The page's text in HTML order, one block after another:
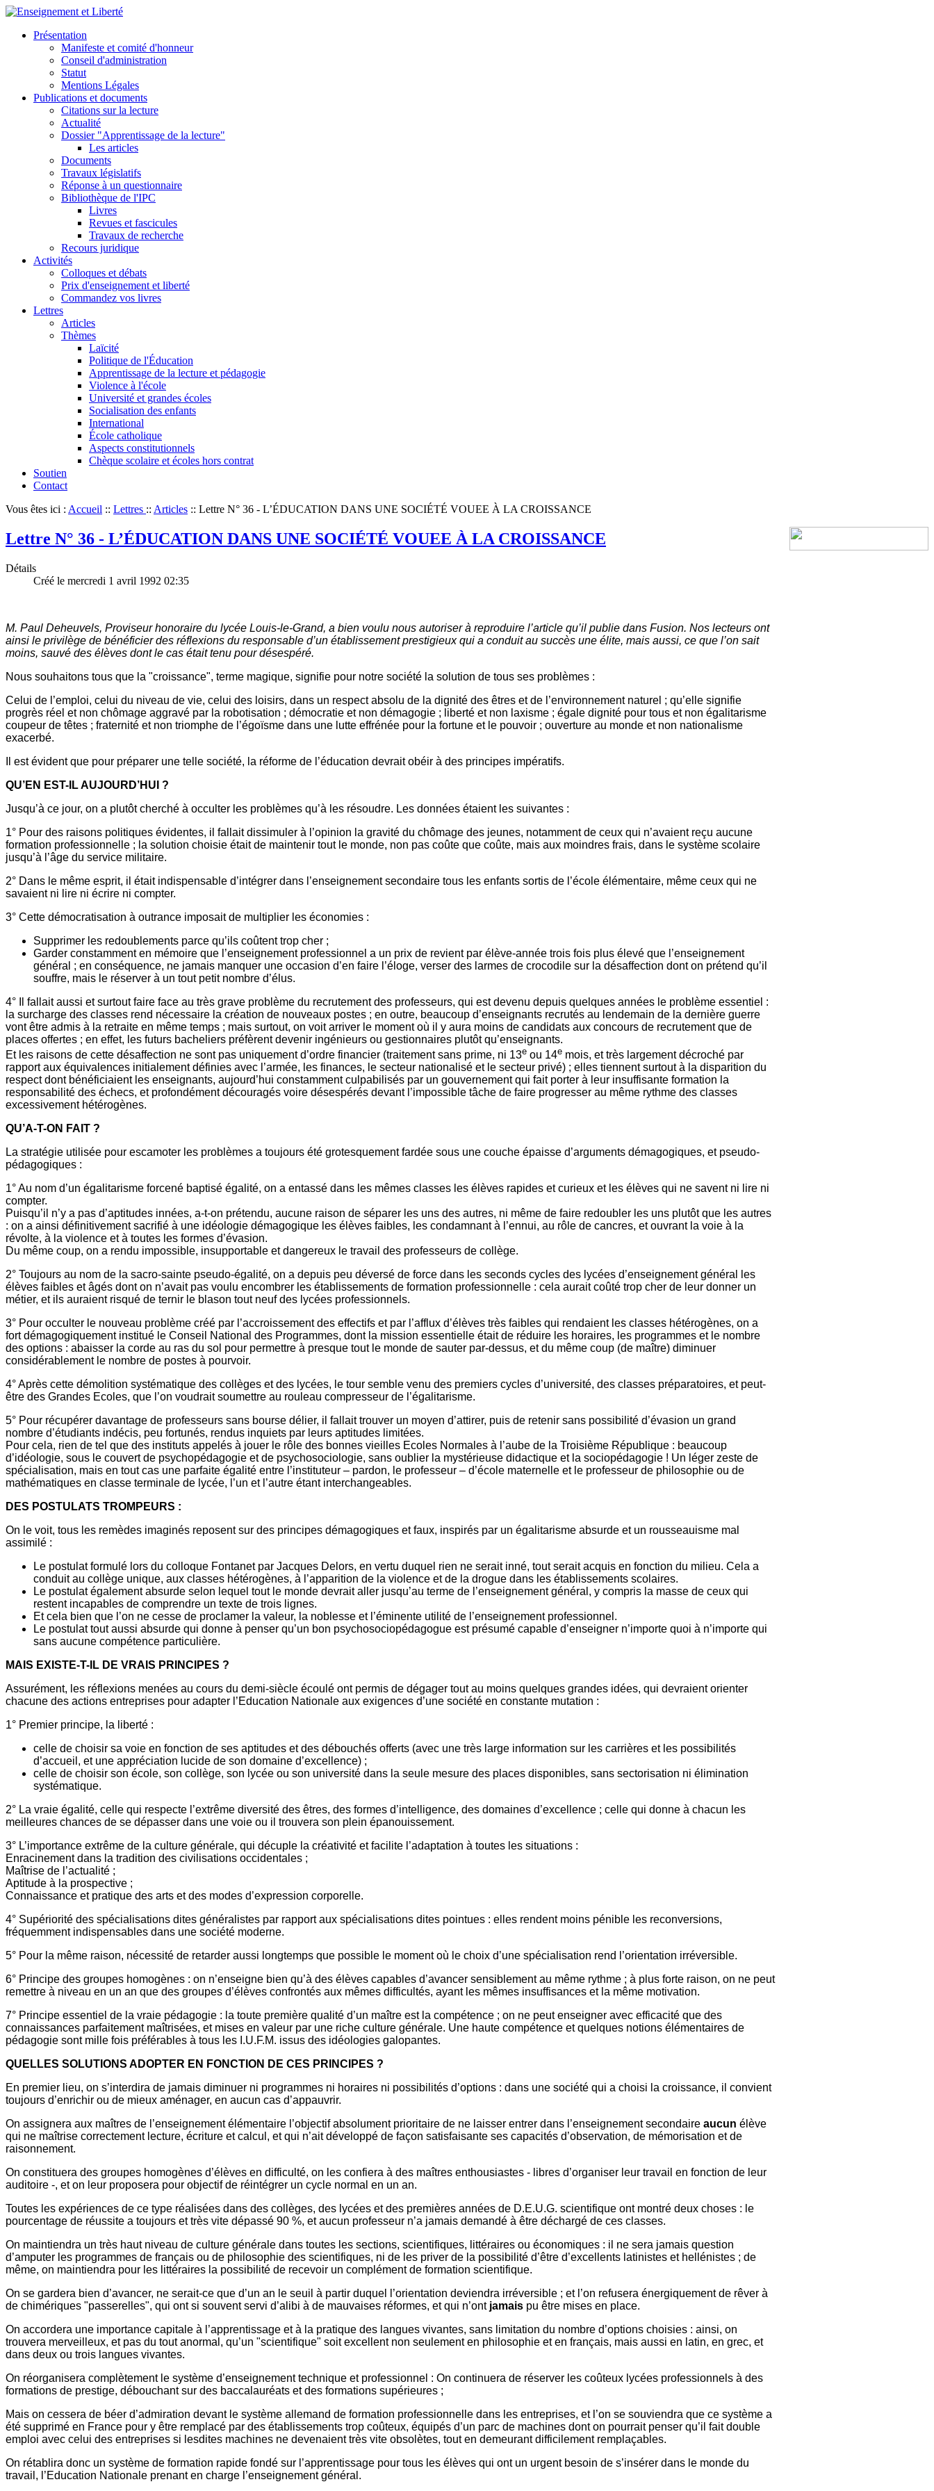
Présentation
Manifeste et comité d'honneur
Conseil d'administration
Statut
Mentions Légales
Publications et documents
Citations sur la lecture
Actualité
Dossier "Apprentissage de la lecture"
Les articles
Documents
Travaux législatifs
Réponse à un questionnaire
Bibliothèque de l'IPC
Livres
Revues et fascicules
Travaux de recherche
Recours juridique
Activités
Colloques et débats
Prix d'enseignement et liberté
Commandez vos livres
Lettres
Articles
Thèmes
Laïcité
Politique de l'Éducation
Apprentissage de la lecture et pédagogie
Violence à l'école
Université et grandes écoles
Socialisation des enfants
International
École catholique
Aspects constitutionnels
Chèque scolaire et écoles hors contrat
Soutien
Contact
Vous êtes ici : Accueil :: Lettres :: Articles :: Lettre N° 36 - L’ÉDUCATION DANS UNE SOCIÉTÉ VOUEE À LA CROISSANCE
Lettre N° 36 - L’ÉDUCATION DANS UNE SOCIÉTÉ VOUEE À LA CROISSANCE
Détails
Créé le mercredi 1 avril 1992 02:35
M. Paul Deheuvels, Proviseur honoraire du lycée Louis-le-Grand, a bien voulu nous autoriser à reproduire l’article qu’il publie dans Fusion. Nos lecteurs ont
ainsi le privilège de bénéficier des réflexions du responsable d’un établissement prestigieux qui a conduit au succès une élite, mais aussi, ce que l’on sait
moins, sauvé des élèves dont le cas était tenu pour désespéré.
Nous souhaitons tous que la "croissance", terme magique, signifie pour notre société la solution de tous ses problèmes :
Celui de l’emploi, celui du niveau de vie, celui des loisirs, dans un respect absolu de la dignité des êtres et de l’environnement naturel ; qu’elle signifie
progrès réel et non chômage aggravé par la robotisation ; démocratie et non démagogie ; liberté et non laxisme ; égale dignité pour tous et non égalitarisme
coupeur de têtes ; fraternité et non triomphe de l’égoïsme dans une lutte effrénée pour la fortune et le pouvoir ; ouverture au monde et non nationalisme
exacerbé.
Il est évident que pour préparer une telle société, la réforme de l’éducation devrait obéir à des principes impératifs.
QU’EN EST-IL AUJOURD’HUI ?
Jusqu’à ce jour, on a plutôt cherché à occulter les problèmes qu’à les résoudre. Les données étaient les suivantes :
1° Pour des raisons politiques évidentes, il fallait dissimuler à l’opinion la gravité du chômage des jeunes, notamment de ceux qui n’avaient reçu aucune
formation professionnelle ; la solution choisie était de maintenir tout le monde, non pas coûte que coûte, mais aux moindres frais, dans le système scolaire
jusqu’à l’âge du service militaire.
2° Dans le même esprit, il était indispensable d’intégrer dans l’enseignement secondaire tous les enfants sortis de l’école élémentaire, même ceux qui ne
savaient ni lire ni écrire ni compter.
3° Cette démocratisation à outrance imposait de multiplier les économies :
Supprimer les redoublements parce qu’ils coûtent trop cher ;
Garder constamment en mémoire que l’enseignement professionnel a un prix de revient par élève-année trois fois plus élevé que l’enseignement
général ; en conséquence, ne jamais manquer une occasion d’en faire l’éloge, verser des larmes de crocodile sur la désaffection dont on prétend qu’il
souffre, mais le réserver à un tout petit nombre d’élus.
4° Il fallait aussi et surtout faire face au très grave problème du recrutement des professeurs, qui est devenu depuis quelques années le problème essentiel :
la surcharge des classes rend nécessaire la création de nouveaux postes ; en outre, beaucoup d’enseignants recrutés au lendemain de la dernière guerre
vont être admis à la retraite en même temps ; mais surtout, on voit arriver le moment où il y aura moins de candidats aux concours de recrutement que de
places offertes ; en effet, les futurs bacheliers préfèrent devenir ingénieurs ou gestionnaires plutôt qu’enseignants.
Et les raisons de cette désaffection ne sont pas uniquement d’ordre financier (traitement sans prime, ni 13e ou 14e mois, et très largement décroché par
rapport aux équivalences initialement définies avec l’armée, les finances, le secteur nationalisé et le secteur privé) ; elles tiennent surtout à la disparition du
respect dont bénéficiaient les enseignants, aujourd’hui constamment culpabilisés par un gouvernement qui fait porter à leur insuffisante formation la
responsabilité des échecs, et profondément découragés voire désespérés devant l’impossible tâche de faire progresser au même rythme des classes
excessivement hétérogènes.
QU’A-T-ON FAIT ?
La stratégie utilisée pour escamoter les problèmes a toujours été grotesquement fardée sous une couche épaisse d’arguments démagogiques, et pseudo-
pédagogiques :
1° Au nom d’un égalitarisme forcené baptisé égalité, on a entassé dans les mêmes classes les élèves rapides et curieux et les élèves qui ne savent ni lire ni
compter.
Puisqu’il n’y a pas d’aptitudes innées, a-t-on prétendu, aucune raison de séparer les uns des autres, ni même de faire redoubler les uns plutôt que les autres
: on a ainsi définitivement sacrifié à une idéologie démagogique les élèves faibles, les condamnant à l’ennui, au rôle de cancres, et ouvrant la voie à la
révolte, à la violence et à toutes les formes d’évasion.
Du même coup, on a rendu impossible, insupportable et dangereux le travail des professeurs de collège.
2° Toujours au nom de la sacro-sainte pseudo-égalité, on a depuis peu déversé de force dans les seconds cycles des lycées d’enseignement général les
élèves faibles et âgés dont on n’avait pas voulu encombrer les établissements de formation professionnelle : cela aurait coûté trop cher de leur donner un
métier, et ils auraient risqué de ternir le blason tout neuf des lycées professionnels.
3° Pour occulter le nouveau problème créé par l’accroissement des effectifs et par l’afflux d’élèves très faibles qui rendaient les classes hétérogènes, on a
fort démagogiquement institué le Conseil National des Programmes, dont la mission essentielle était de réduire les horaires, les programmes et le nombre
des options : abaisser la corde au ras du sol pour permettre à presque tout le monde de sauter par-dessus, et du même coup (de maître) diminuer
considérablement le nombre de postes à pourvoir.
4° Après cette démolition systématique des collèges et des lycées, le tour semble venu des premiers cycles d’université, des classes préparatoires, et peut-
être des Grandes Ecoles, que l’on voudrait soumettre au rouleau compresseur de l’égalitarisme.
5° Pour récupérer davantage de professeurs sans bourse délier, il fallait trouver un moyen d’attirer, puis de retenir sans possibilité d’évasion un grand
nombre d’étudiants indécis, peu fortunés, rendus inquiets par leurs aptitudes limitées.
Pour cela, rien de tel que des instituts appelés à jouer le rôle des bonnes vieilles Ecoles Normales à l’aube de la Troisième République : beaucoup
d’idéologie, sous le couvert de psychopédagogie et de psychosociologie, sans oublier la mystérieuse didactique et la sociopédagogie ! Un léger zeste de
spécialisation, mais en tout cas une parfaite égalité entre l’instituteur – pardon, le professeur – d’école maternelle et le professeur de philosophie ou de
mathématiques en classe terminale de lycée, l’un et l’autre étant interchangeables.
DES POSTULATS TROMPEURS :
On le voit, tous les remèdes imaginés reposent sur des principes démagogiques et faux, inspirés par un égalitarisme absurde et un rousseauisme mal
assimilé :
Le postulat formulé lors du colloque Fontanet par Jacques Delors, en vertu duquel rien ne serait inné, tout serait acquis en fonction du milieu. Cela a
conduit au collège unique, aux classes hétérogènes, à l’apparition de la violence et de la drogue dans les établissements scolaires.
Le postulat également absurde selon lequel tout le monde devrait aller jusqu’au terme de l’enseignement général, y compris la masse de ceux qui
restent incapables de comprendre un texte de trois lignes.
Et cela bien que l’on ne cesse de proclamer la valeur, la noblesse et l’éminente utilité de l’enseignement professionnel.
Le postulat tout aussi absurde qui donne à penser qu’un bon psychosociopédagogue est présumé capable d’enseigner n’importe quoi à n’importe qui
sans aucune compétence particulière.
MAIS EXISTE-T-IL DE VRAIS PRINCIPES ?
Assurément, les réflexions menées au cours du demi-siècle écoulé ont permis de dégager tout au moins quelques grandes idées, qui devraient orienter
chacune des actions entreprises pour adapter l’Education Nationale aux exigences d’une société en constante mutation :
1° Premier principe, la liberté :
celle de choisir sa voie en fonction de ses aptitudes et des débouchés offerts (avec une très large information sur les carrières et les possibilités
d’accueil, et une appréciation lucide de son domaine d’excellence) ;
celle de choisir son école, son collège, son lycée ou son université dans la seule mesure des places disponibles, sans sectorisation ni élimination
systématique.
2° La vraie égalité, celle qui respecte l’extrême diversité des êtres, des formes d’intelligence, des domaines d’excellence ; celle qui donne à chacun les
meilleures chances de se dépasser dans une voie ou il trouvera son plein épanouissement.
3° L’importance extrême de la culture générale, qui décuple la créativité et facilite l’adaptation à toutes les situations :
Enracinement dans la tradition des civilisations occidentales ;
Maîtrise de l’actualité ;
Aptitude à la prospective ;
Connaissance et pratique des arts et des modes d’expression corporelle.
4° Supériorité des spécialisations dites généralistes par rapport aux spécialisations dites pointues : elles rendent moins pénible les reconversions,
fréquemment indispensables dans une société moderne.
5° Pour la même raison, nécessité de retarder aussi longtemps que possible le moment où le choix d’une spécialisation rend l’orientation irréversible.
6° Principe des groupes homogènes : on n’enseigne bien qu’à des élèves capables d’avancer sensiblement au même rythme ; à plus forte raison, on ne peut
remettre à niveau en un an que des groupes d’élèves confrontés aux mêmes difficultés, ayant les mêmes insuffisances et la même motivation.
7° Principe essentiel de la vraie pédagogie : la toute première qualité d’un maître est la compétence ; on ne peut enseigner avec efficacité que des
connaissances parfaitement maîtrisées, et mises en valeur par une riche culture générale. Une haute compétence et quelques notions élémentaires de
pédagogie sont mille fois préférables à tous les I.U.F.M. issus des idéologies galopantes.
QUELLES SOLUTIONS ADOPTER EN FONCTION DE CES PRINCIPES ?
En premier lieu, on s’interdira de jamais diminuer ni programmes ni horaires ni possibilités d’options : dans une société qui a choisi la croissance, il convient
toujours d’enrichir ou de mieux aménager, en aucun cas d’appauvrir.
On assignera aux maîtres de l’enseignement élémentaire l’objectif absolument prioritaire de ne laisser entrer dans l’enseignement secondaire aucun élève
qui ne maîtrise correctement lecture, écriture et calcul, et qui n’ait développé de façon satisfaisante ses capacités d’observation, de mémorisation et de
raisonnement.
On constituera des groupes homogènes d’élèves en difficulté, on les confiera à des maîtres enthousiastes - libres d’organiser leur travail en fonction de leur
auditoire -, et on leur proposera pour objectif de réintégrer un cycle normal en un an.
Toutes les expériences de ce type réalisées dans des collèges, des lycées et des premières années de D.E.U.G. scientifique ont montré deux choses : le
pourcentage de réussite a toujours et très vite dépassé 90 %, et aucun professeur n’a jamais demandé à être déchargé de ces classes.
On maintiendra un très haut niveau de culture générale dans toutes les sections, scientifiques, littéraires ou économiques : il ne sera jamais question
d’amputer les programmes de français ou de philosophie des scientifiques, ni de les priver de la possibilité d’être d’excellents latinistes et hellénistes ; de
même, on maintiendra pour les littéraires la possibilité de recevoir un complément de formation scientifique.
On se gardera bien d’avancer, ne serait-ce que d’un an le seuil à partir duquel l’orientation deviendra irréversible ; et l’on refusera énergiquement de rêver à
de chimériques "passerelles", qui ont si souvent servi d’alibi à de mauvaises réformes, et qui n’ont jamais pu être mises en place.
On accordera une importance capitale à l’apprentissage et à la pratique des langues vivantes, sans limitation du nombre d’options choisies : ainsi, on
trouvera merveilleux, et pas du tout anormal, qu’un "scientifique" soit excellent non seulement en philosophie et en français, mais aussi en latin, en grec, et
dans deux ou trois langues vivantes.
On réorganisera complètement le système d’enseignement technique et professionnel : On continuera de réserver les coûteux lycées professionnels à des
formations de prestige, débouchant sur des baccalauréats et des formations supérieures ;
Mais on cessera de béer d’admiration devant le système allemand de formation professionnelle dans les entreprises, et l’on se souviendra que ce système a
été supprimé en France pour y être remplacé par des établissements trop coûteux, équipés d’un parc de machines dont on pourrait penser qu’il fait double
emploi avec celui des entreprises si lesdites machines ne devenaient très vite obsolètes, tout en demeurant difficilement remplaçables.
On rétablira donc un système de formation rapide fondé sur l’apprentissage pour tous les élèves qui ont un urgent besoin de s’insérer dans le monde du
travail, l’Education Nationale prenant en charge l’enseignement général.